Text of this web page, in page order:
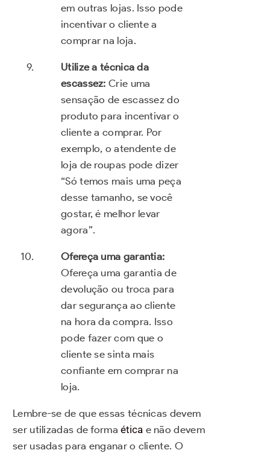
em outras lojas. Isso pode
incentivar o cliente a
comprar na loja.
Utilize a técnica da
escassez: Crie uma
sensação de escassez do
produto para incentivar o
cliente a comprar. Por
exemplo, o atendente de
loja de roupas pode dizer
“Só temos mais uma peça
desse tamanho, se você
gostar, é melhor levar
agora”.
Ofereça uma garantia:
Ofereça uma garantia de
devolução ou troca para
dar segurança ao cliente
na hora da compra. Isso
pode fazer com que o
cliente se sinta mais
confiante em comprar na
loja.
Lembre-se de que essas técnicas devem
ser utilizadas de formaética e não devem
ser usadas para enganar o cliente. O